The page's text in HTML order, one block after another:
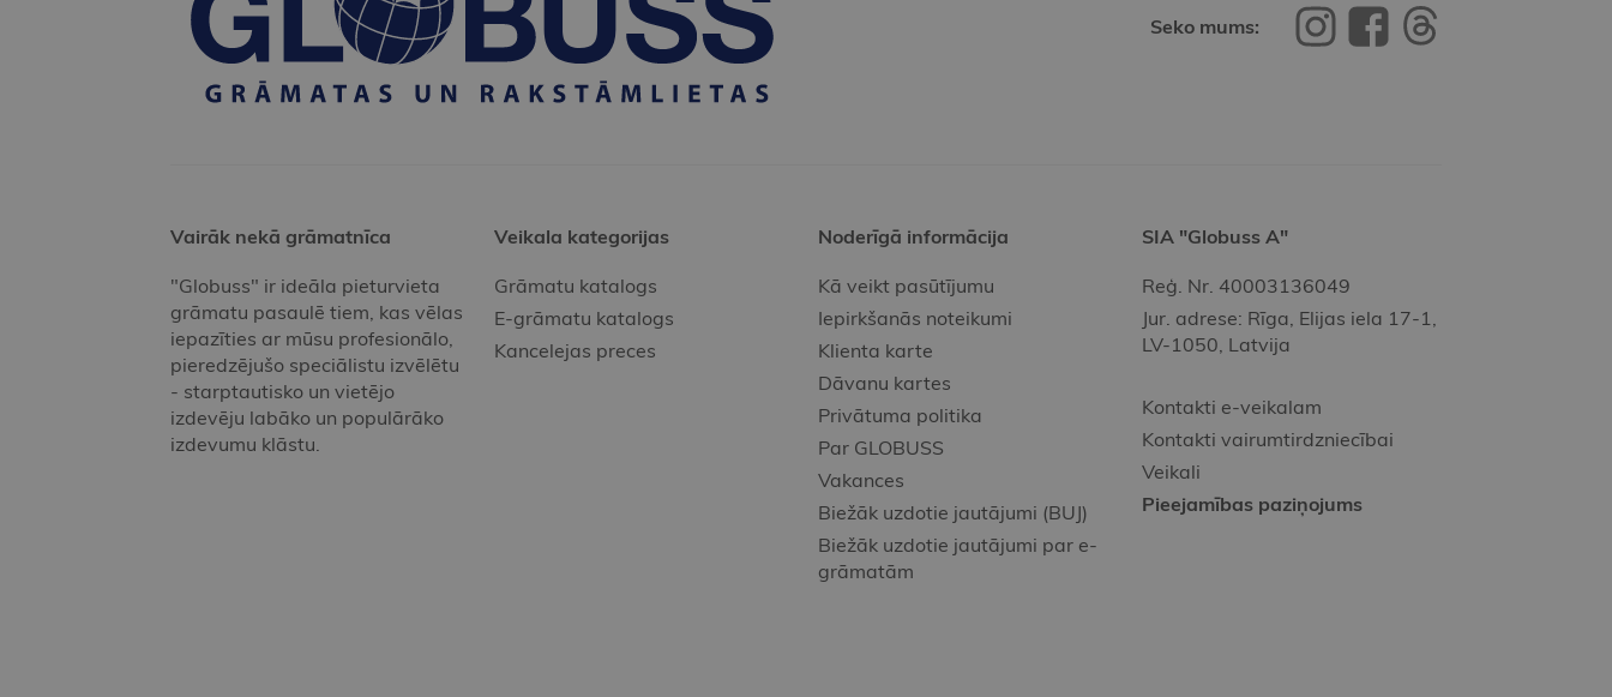
Seko mums:
Vairāk nekā grāmatnīca
"Globuss" ir ideāla pieturvieta
grāmatu pasaulē tiem, kas vēlas
iepazīties ar mūsu profesionālo,
pieredzējušo speciālistu izvēlētu
- starptautisko un vietējo
izdevēju labāko un populārāko
izdevumu klāstu.
Veikala kategorijas
Grāmatu katalogs
E-grāmatu katalogs
Kancelejas preces
Noderīgā informācija
Kā veikt pasūtījumu
Iepirkšanās noteikumi
Klienta karte
Dāvanu kartes
Privātuma politika
Par GLOBUSS
Vakances
Biežāk uzdotie jautājumi (BUJ)
Biežāk uzdotie jautājumi par e-
grāmatām
SIA "Globuss A"
Reģ. Nr. 40003136049
Jur. adrese: Rīga, Elijas iela 17-1,
LV-1050, Latvija
Kontakti e-veikalam
Kontakti vairumtirdzniecībai
Veikali
Pieejamības paziņojums